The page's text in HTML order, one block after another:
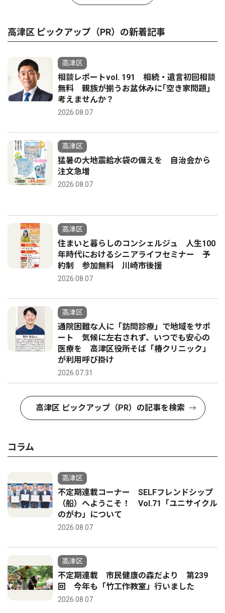
高津区 ピックアップ（PR）の新着記事
高津区
相談レポートvol. 191 相続・遺言初回相談
無料 親族が揃うお盆休みに｢空き家問題｣
考えませんか？
2026.08.07
高津区
猛暑の大地震給水袋の備えを 自治会から
注文急増
2026.08.07
高津区
住まいと暮らしのコンシェルジュ 人生100
年時代におけるシニアライフセミナー 予
約制 参加無料 川崎市後援
2026.08.07
高津区
通院困難な人に「訪問診療」で地域をサポ
ート 気候に左右されず、いつでも安心の
医療を 高津区役所そば「椿クリニック」
が利用呼び掛け
2026.07.31
高津区 ピックアップ（PR）の記事を検索
コラム
高津区
不定期連載コーナー SELFフレンドシップ
（船）へようこそ！ Vol.71「ユニサイクル
のがわ」について
2026.08.07
高津区
不定期連載 市民健康の森だより 第239
回 今年も「竹工作教室」行いました
2026.08.07